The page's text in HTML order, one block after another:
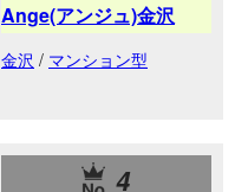
Ange(アンジュ)金沢
金沢 / マンション型
4